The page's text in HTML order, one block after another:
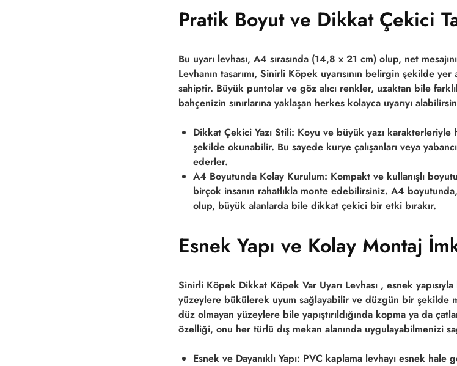
Pratik Boyut ve Dikkat Çekici
Bu uyarı levhası, A4 sırasında (14,8 x 21 cm) olup, net
Levhanın tasarımı, Sinirli Köpek uyarısının belirgin şekilde
sahiptir. Büyük puntolar ve göz alıcı renkler, uzaktan bile
bahçenizin sınırlarına yaklaşan herkes kolayca uyarıyı
Dikkat Çekici Yazı Stili: Koyu ve büyük yazı karakterleriyle
şekilde okunabilir. Bu sayede kurye çalışanları veya
ederler.
A4 Boyutunda Kolay Kurulum: Kompakt ve kullanışlı
birçok insanın rahatlıkla monte edebilirsiniz. A4
olup, büyük alanlarda bile dikkat çekici bir etki bırakır.
Esnek Yapı ve Kolay Montaj
Sinirli Köpek Dikkat Köpek Var Uyarı Levhası , esnek
yüzeylere bükülerek uyum sağlayabilir ve düzgün bir şekilde
düz olmayan yüzeylere bile yapıştırıldığında kopma ya da
özelliği, onu her türlü dış mekan alanında uygulayabilmenizi
Esnek ve Dayanıklı Yapı: PVC kaplama levhayı esnek hale